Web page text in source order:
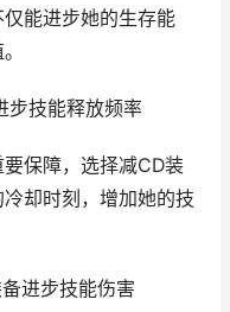
能进步她的生存能
步技能释放频率
保障，选择减CD装
却时刻，增加她的技
进步技能伤害